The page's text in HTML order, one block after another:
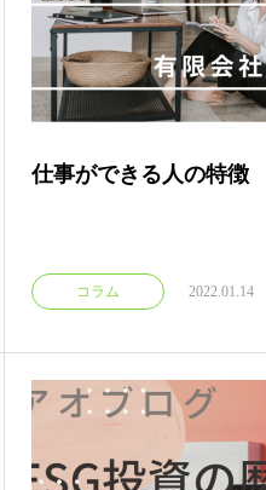
仕事ができる人の特徴
コラム 2022.01.14